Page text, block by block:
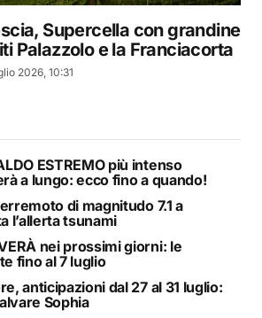
Supercella con grandine
Palazzolo e la Franciacorta
2026, 10:31
ESTREMO più intenso
a lungo: ecco fino a quando!
di magnitudo 7.1 a
l’allerta tsunami
nei prossimi giorni: le
fino al 7 luglio
anticipazioni dal 27 al 31 luglio:
Sophia